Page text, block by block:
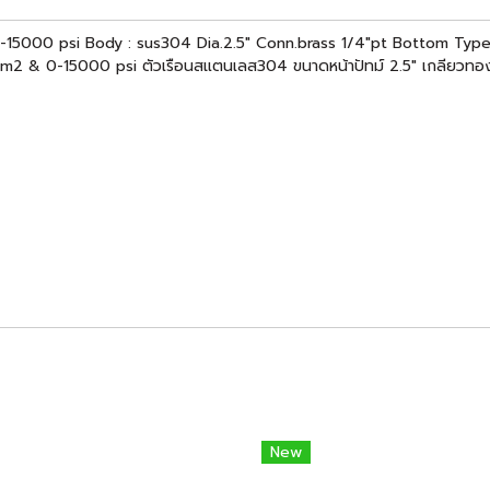
psi Body : sus304 Dia.2.5" Conn.brass 1/4"pt Bottom
& 0-15000 psi ตัวเรือนสแตนเลส304 ขนาดหน้าปัทม์ 2.5" เกลียวท
New